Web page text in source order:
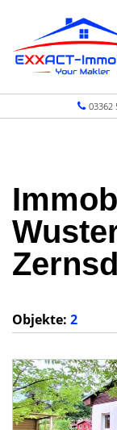
03362
Objekte: 2